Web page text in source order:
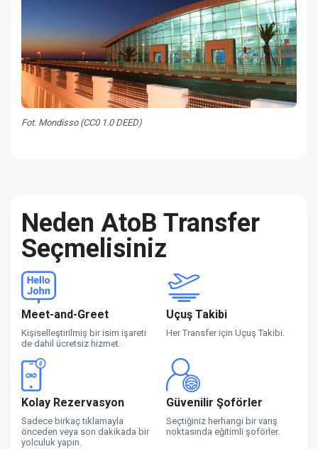
Fot. Mondisso (CC0 1.0 DEED)
Neden AtoB Transfer
Seçmelisiniz
Meet-and-Greet
Kişiselleştirilmiş bir isim işareti
de dahil ücretsiz hizmet.
Uçuş Takibi
Her Transfer için Uçuş Takibi.
Kolay Rezervasyon
Sadece birkaç tıklamayla
önceden veya son dakikada bir
yolculuk yapın.
Güvenilir Şoförler
Seçtiğiniz herhangi bir varış
noktasında eğitimli şoförler.